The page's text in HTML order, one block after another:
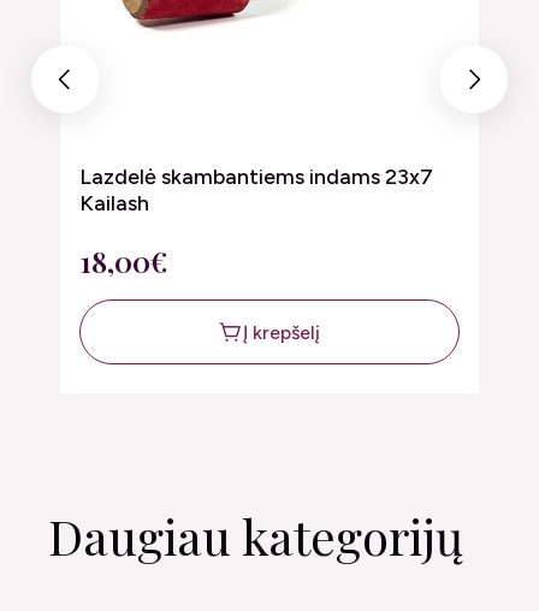
Previous
Lazdelė skambantiems indams 23x7
Kailash
18,00€
Į krepšelį
Next
Daugiau kategorijų